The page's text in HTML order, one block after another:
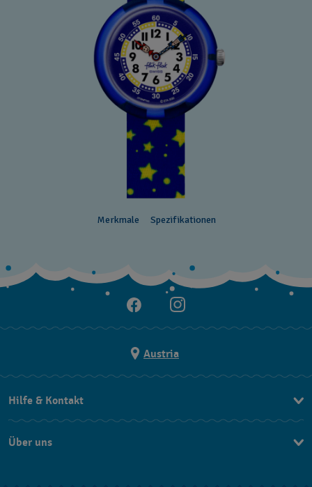
Merkmale Spezifikationen
Austria
Hilfe & Kontakt
Über uns